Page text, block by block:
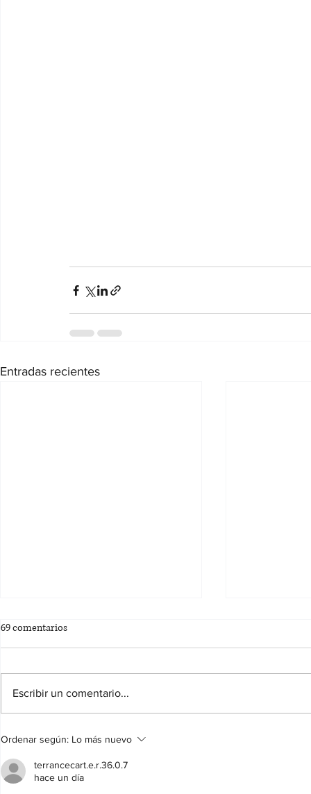
Entradas recientes
BASES DEL CONCURSO DE
DE CIFUENTES 2026
69 comentarios
Escribir un comentario...
Ordenar según: Lo más nuevo
terrancecart.e.r.36.0.7
hace un día